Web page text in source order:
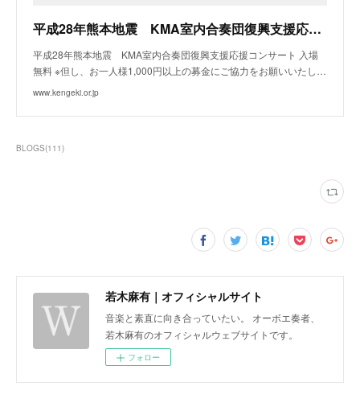
平成28年熊本地震 KMA室内合奏団復興支援応援コンサート | 熊本県立劇場
平成28年熊本地震 KMA室内合奏団復興支援応援コンサート 入場
無料 ※但し、お一人様1,000円以上の募金にご協力をお願いいたし…
www.kengeki.or.jp
BLOGS(111)
若木麻有｜オフィシャルサイト
音楽と素直に向き合っていたい。 オーボエ奏者、
若木麻有のオフィシャルウェブサイトです。
フォロー